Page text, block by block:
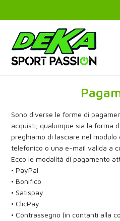
Sono diverse le forme di
acquisti; qualunque sia la forma
preghiamo di lasciare nel
telefonico o una e-mail valida a
Ecco le modalità di pagamento
• PayPal
• Bonifico
• Satispay
• ClicPay
• Contrassegno (in contanti alla